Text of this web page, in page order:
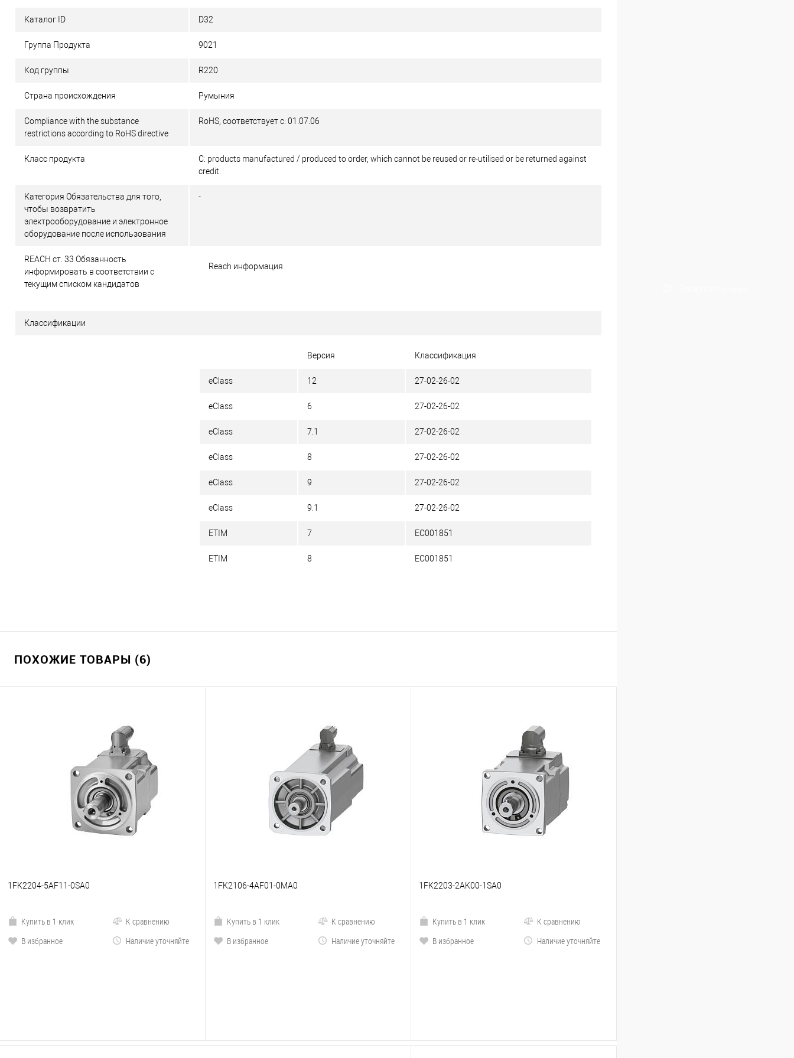
Каталог ID D32
Группа Продукта 9021
Код группы R220
Страна происхождения Румыния
Compliance with the substance
restrictions according to RoHS directive
RoHS, соответствует с: 01.07.06
Класс продукта
C: products manufactured / produced to order, which cannot be reused or re-utilised or be returned against
credit.
Категория Обязательства для того,
чтобы возвратить
электрооборудование и электронное
оборудование после использования
-
REACH ст. 33 Обязанность
информировать в соответствии с
текущим списком кандидатов
Reach информация
Классификации
Версия Классификация
eClass 12 27-02-26-02
eClass 6 27-02-26-02
eClass 7.1 27-02-26-02
eClass 8 27-02-26-02
eClass 9 27-02-26-02
eClass 9.1 27-02-26-02
ETIM 7 EC001851
ETIM 8 EC001851
ПОХОЖИЕ ТОВАРЫ (6)
1FK2204-5AF11-0SA0
Купить в 1 клик
К сравнению
В избранное
Наличие уточняйте
1FK2106-4AF01-0MA0
Купить в 1 клик
К сравнению
В избранное
Наличие уточняйте
1FK2203-2AK00-1SA0
Купить в 1 клик
К сравнению
В избранное
Наличие уточняйте